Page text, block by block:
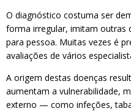
O diagnóstico costuma ser
forma irregular, imitam outras
para pessoa. Muitas vezes é
avaliações de vários
A origem destas doenças
aumentam a vulnerabilidade,
externo — como infeções,